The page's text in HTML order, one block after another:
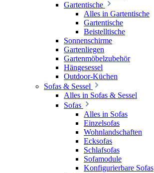
Gartentische
Alles in Gartentische
Gartentische
Beistelltische
Sonnenschirme
Gartenliegen
Gartenmöbelzubehör
Hängesessel
Outdoor-Küchen
Sofas & Sessel
Alles in Sofas & Sessel
Sofas
Alles in Sofas
Einzelsofas
Wohnlandschaften
Ecksofas
Schlafsofas
Sofamodule
Konfigurierbare Sofas